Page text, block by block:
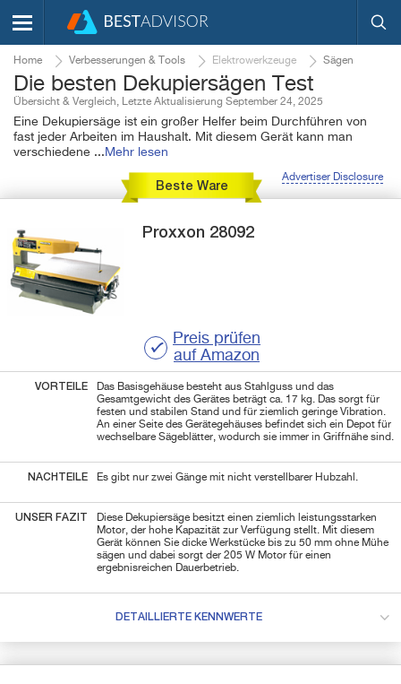
Home Verbesserungen & Tools Elektrowerkzeuge Sägen
Die besten Dekupiersägen Test
Übersicht & Vergleich, Letzte Aktualisierung September 24, 2025
Eine Dekupiersäge ist ein großer Helfer beim Durchführen von
fast jeder Arbeiten im Haushalt. Mit diesem Gerät kann man
verschiedene ... Mehr lesen
Advertiser Disclosure
Beste Ware
Proxxon 28092
Preis prüfen
auf Amazon
VORTEILE
Das Basisgehäuse besteht aus Stahlguss und das
Gesamtgewicht des Gerätes beträgt ca. 17 kg. Das sorgt für
festen und stabilen Stand und für ziemlich geringe Vibration.
An einer Seite des Gerätegehäuses befindet sich ein Depot für
wechselbare Sägeblätter, wodurch sie immer in Griffnähe sind.
NACHTEILE Es gibt nur zwei Gänge mit nicht verstellbarer Hubzahl.
UNSER FAZIT
Diese Dekupiersäge besitzt einen ziemlich leistungsstarken
Motor, der hohe Kapazität zur Verfügung stellt. Mit diesem
Gerät können Sie dicke Werkstücke bis zu 50 mm ohne Mühe
sägen und dabei sorgt der 205 W Motor für einen
ergebnisreichen Dauerbetrieb.
DETAILLIERTE KENNWERTE